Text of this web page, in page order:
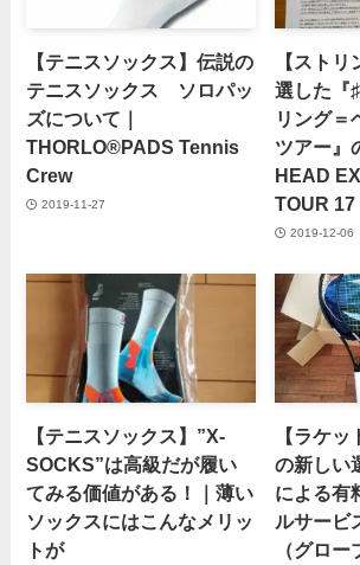
【テニスソックス】伝説の
テニスソックス ソロパッ
ズについて｜
THORLO®PADS Tennis
Crew
2019-11-27
【スト
選した『
リング＝
ツアー』
HEAD
TOUR 17
2019-12-06
【テニスソックス】”X-
SOCKS”は高級だが履い
てみる価値がある！｜薄い
ソックスにはこんなメリッ
トが
【ラケ
の新しい
による有
ルサービ
（グロ